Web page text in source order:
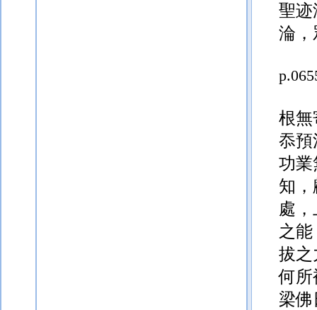
聖迹
淪，
根無
忝預
功業
知
處，
之
拔之
何所
梁佛